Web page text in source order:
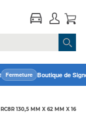
Fermeture Boutique de
130,5 MM X 62 MM X 16